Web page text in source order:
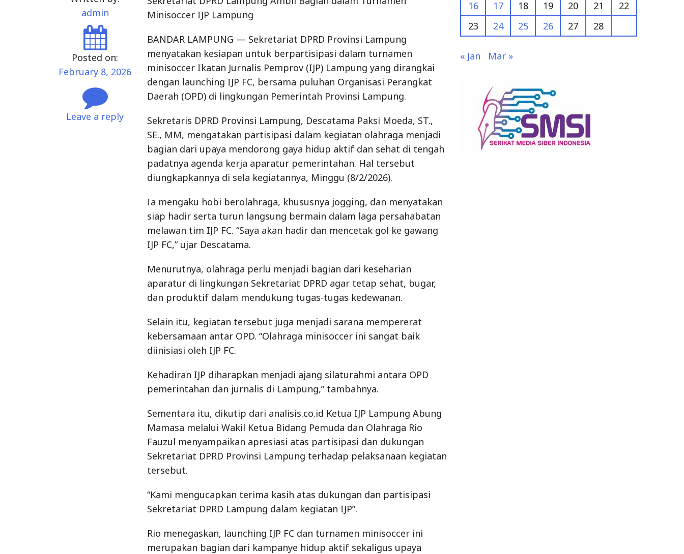
admin
Posted on:
February 8, 2026
Leave a reply
Minisoccer IJP Lampung
BANDAR LAMPUNG — Sekretariat DPRD Provinsi Lampung
menyatakan kesiapan untuk berpartisipasi dalam turnamen
minisoccer Ikatan Jurnalis Pemprov (IJP) Lampung yang dirangkai
dengan launching IJP FC, bersama puluhan Organisasi Perangkat
Daerah (OPD) di lingkungan Pemerintah Provinsi Lampung.
Sekretaris DPRD Provinsi Lampung, Descatama Paksi Moeda, ST.,
SE., MM, mengatakan partisipasi dalam kegiatan olahraga menjadi
bagian dari upaya mendorong gaya hidup aktif dan sehat di tengah
padatnya agenda kerja aparatur pemerintahan. Hal tersebut
diungkapkannya di sela kegiatannya, Minggu (8/2/2026).
Ia mengaku hobi berolahraga, khususnya jogging, dan menyatakan
siap hadir serta turun langsung bermain dalam laga persahabatan
melawan tim IJP FC. “Saya akan hadir dan mencetak gol ke gawang
IJP FC,” ujar Descatama.
Menurutnya, olahraga perlu menjadi bagian dari keseharian
aparatur di lingkungan Sekretariat DPRD agar tetap sehat, bugar,
dan produktif dalam mendukung tugas-tugas kedewanan.
Selain itu, kegiatan tersebut juga menjadi sarana mempererat
kebersamaan antar OPD. “Olahraga minisoccer ini sangat baik
diinisiasi oleh IJP FC.
Kehadiran IJP diharapkan menjadi ajang silaturahmi antara OPD
pemerintahan dan jurnalis di Lampung,” tambahnya.
Sementara itu, dikutip dari analisis.co.id Ketua IJP Lampung Abung
Mamasa melalui Wakil Ketua Bidang Pemuda dan Olahraga Rio
Fauzul menyampaikan apresiasi atas partisipasi dan dukungan
Sekretariat DPRD Provinsi Lampung terhadap pelaksanaan kegiatan
tersebut.
“Kami mengucapkan terima kasih atas dukungan dan partisipasi
Sekretariat DPRD Lampung dalam kegiatan IJP”.
Rio menegaskan, launching IJP FC dan turnamen minisoccer ini
merupakan bagian dari kampanye hidup aktif sekaligus upaya
16
17 18 19 20 21
22
23
24 25 26 27 28
« Jan Mar »